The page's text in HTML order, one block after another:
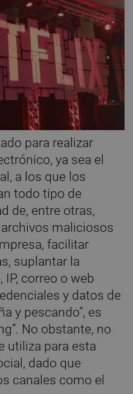
para realizar
ya sea el
a los que los
todo tipo de
de, entre otras,
maliciosos
facilitar
suplantar la
correo o web
y datos de
y pescando”, es
No obstante, no
utiliza para esta
dado que
canales como el